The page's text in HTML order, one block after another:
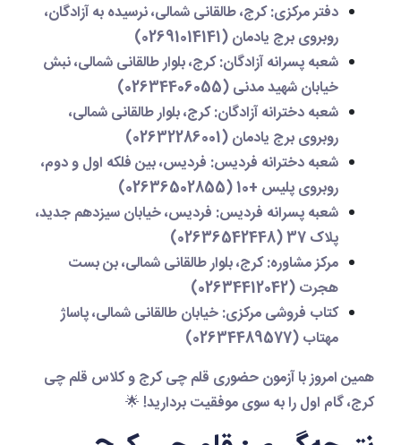
دفتر مرکزی: کرج، طالقانی شمالی، نرسیده به آزادگان،
روبروی برج یادمان (02691014141)
شعبه پسرانه آزادگان: کرج، بلوار طالقانی شمالی، نبش
خیابان شهید مدنی (02634406055)
شعبه دخترانه آزادگان: کرج، بلوار طالقانی شمالی،
روبروی برج یادمان (02632286001)
شعبه دخترانه فردیس: فردیس، بین فلکه اول و دوم،
روبروی پلیس +10 (02636502855)
شعبه پسرانه فردیس: فردیس، خیابان سیزدهم جدید،
پلاک 37 (02636542448)
مرکز مشاوره: کرج، بلوار طالقانی شمالی، بن بست
هجرت (02634412042)
کتاب فروشی مرکزی: خیابان طالقانی شمالی، پاساژ
مهتاب (02634489577)
همین امروز باآزمون حضوری قلم چی کرجوکلاس قلم چی
، گام اول را به سوی موفقیت بردارید! 🌟